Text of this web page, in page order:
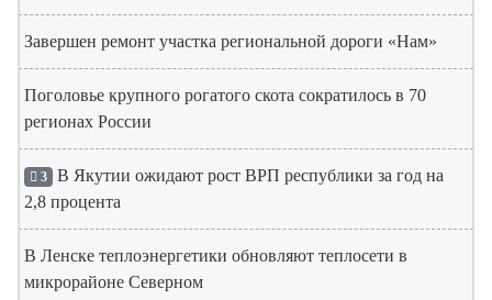
Завершен ремонт участка региональной дороги «Нам»
Поголовье крупного рогатого скота сократилось в 70
регионах России
3 В Якутии ожидают рост ВРП республики за год на
2,8 процента
В Ленске теплоэнергетики обновляют теплосети в
микрорайоне Северном